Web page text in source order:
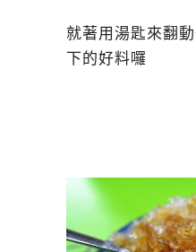
就著用湯匙來翻
下的好料囉